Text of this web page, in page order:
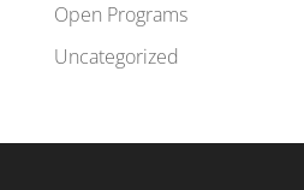
Open Programs
Uncategorized